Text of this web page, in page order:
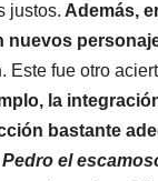
justos. Además,
nuevos
. Este fue otro
la
bastante
Pedro el